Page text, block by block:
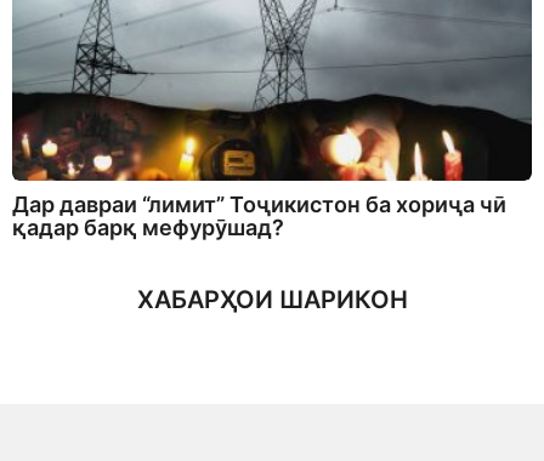
Дар давраи “лимит” Тоҷикистон ба хориҷа чӣ
қадар барқ мефурӯшад?
ХАБАРҲОИ ШАРИКОН